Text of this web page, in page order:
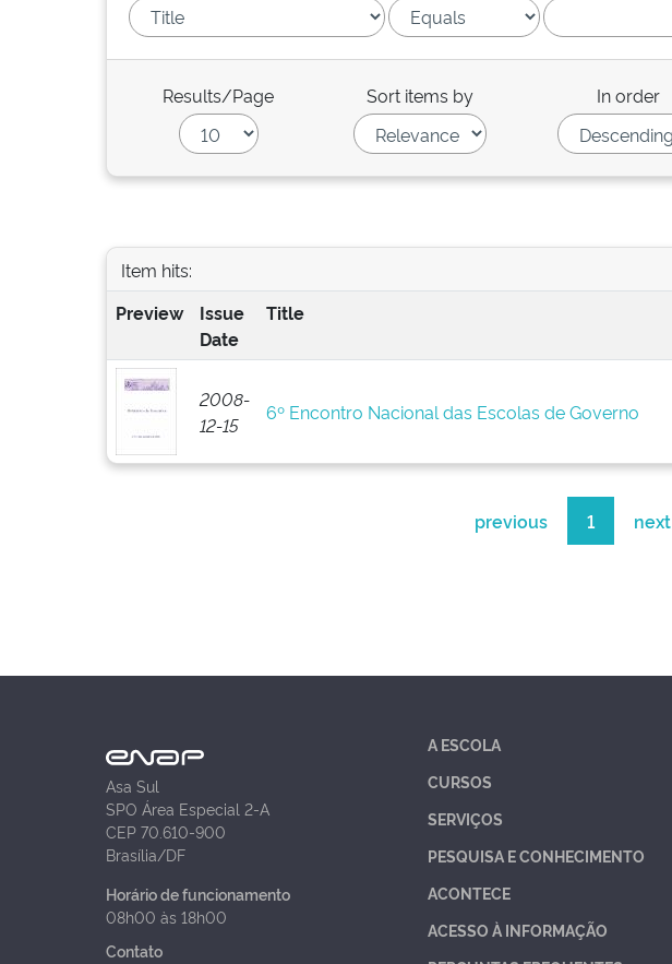
Results/Page Sort items by In order
Item hits:
Preview
Issue
Date
Title
2008-
12-15
6º Encontro Nacional das Escolas de Governo
previous 1 next
Asa Sul
SPO Área Especial 2-A
CEP 70.610-900
Brasília/DF
Horário de funcionamento
08h00 às 18h00
Contato
A ESCOLA
CURSOS
SERVIÇOS
PESQUISA E CONHECIMENTO
ACONTECE
ACESSO À INFORMAÇÃO